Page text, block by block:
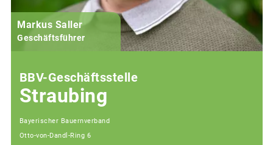
Markus Saller
Geschäftsführer
BBV-Geschäftsstelle
Straubing
Bayerischer Bauernverband
Otto-von-Dandl-Ring 6